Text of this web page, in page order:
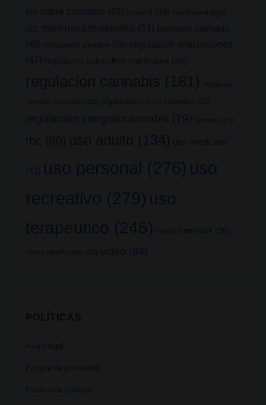
ley sobre cannabis (49) madrid (38)
marihuana legal
(32)
marihuana terapeutica (51) posesion cannabis
(45) reduccion riesgos (38)
regulacion asociaciones
(47) regulacion autocultivo marihuana (39)
regulacion cannabis (181) regulacion
cannabis terapeutico (25) regulacion cultivo cannabis (33)
regulacion integral cannabis (79) terpenos (25)
thc (80) uso adulto (134) uso medicinal
(42) uso personal (276) uso
recreativo (279) uso
terapeutico (245) venta cannabis (38)
venta marihuana (32) video (64)
Aviso legal
Política de privacidad
Política de cookies